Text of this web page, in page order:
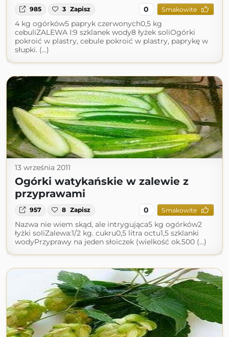
985 3 Zapisz 0 Smakowite
4 kg ogórków5 papryk czerwonych0,5 kg
cebuliZALEWA I:9 szklanek wody8 łyżek soliOgórki
pokroić w plastry, cebule pokroić w plastry, paprykę w
słupki. (...)
13 września 2011
Ogórki watykańskie w zalewie z
przyprawami
957 8 Zapisz 0 Smakowite
Nazwa nie wiem skąd, ale intrygująca5 kg ogórków2
łyżki soliZalewa:1/2 kg. cukru0,5 litra octu1,5 szklanki
wodyPrzyprawy na jeden słoiczek (wielkość ok.500 (...)